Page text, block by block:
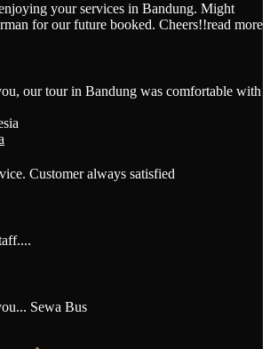
your services in Bandung. Might
for our future booked. Cheers!!read more
our tour in Bandung was comfortable with
Customer always satisfied
Sewa Bus